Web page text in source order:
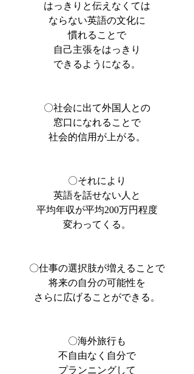
はっきりと伝えなくては
ならない英語の文化に
慣れることで
自己主張をはっきり
できるようになる。
〇社会に出て外国人との
窓口になれることで
社会的信用が上がる。
〇それにより
英語を話せない人と
平均年収が平均200万円程度
変わってくる。
〇仕事の選択肢が増えることで
将来の自分の可能性を
さらに広げることができる。
〇海外旅行も
不自由なく自分で
プランニングして